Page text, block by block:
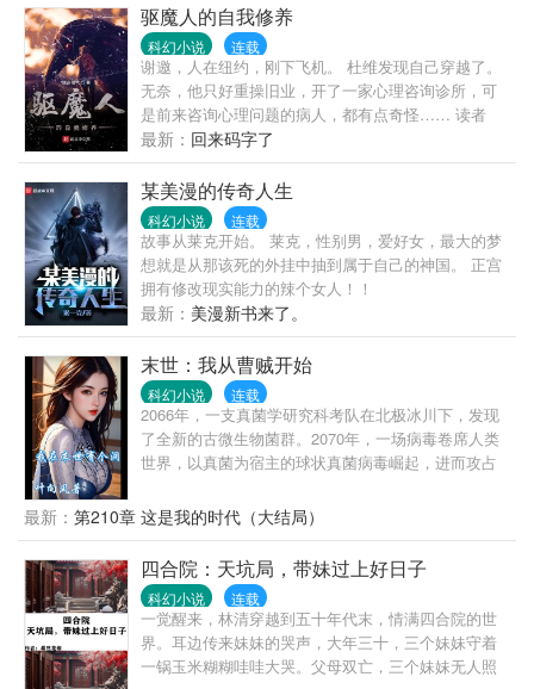
驱魔人的自我修养
科幻小说 连载
谢邀，人在纽约，刚下飞机。 杜维发现自己穿越了。
无奈，他只好重操旧业，开了一家心理咨询诊所，可
是前来咨询心理问题的病人，都有点奇怪…… 读者
群：1085293036 附注：招魂宇宙世界观，原书名也不
叫这个。
最新： 回来码字了
某美漫的传奇人生
科幻小说 连载
故事从莱克开始。 莱克，性别男，爱好女，最大的梦
想就是从那该死的外挂中抽到属于自己的神国。 正宫
拥有修改现实能力的辣个女人！！
最新： 美漫新书来了。
末世：我从曹贼开始
科幻小说 连载
2066年，一支真菌学研究科考队在北极冰川下，发现
了全新的古微生物菌群。2070年，一场病毒卷席人类
世界，以真菌为宿主的球状真菌病毒崛起，进而攻占
蘑菇的真菌丧尸！在此背景下，真菌控制丧尸傀儡建
立起属于微生物菌群的文明，抹杀人类文明。重生回
到末世前一个月的徐缺，本打算爆囤物资，打造一座
足以防御真菌入侵的末日超级堡垒，无意间从墙壁上
抠出了一个神奇的洞。本想利用洞，偷看一眼隔壁美
女邻居洗澡，却撞见了美女邻居也是丧尸…末日来
临，别人为了一个防护口罩，可以抛弃一切。徐缺躲
在洞里的宴会大厅，喝着红酒看着满桌子大餐，不知
最新： 第210章 这是我的时代（大结局）
四合院：天坑局，带妹过上好日子
科幻小说 连载
一觉醒来，林清穿越到五十年代末，情满四合院的世
界。耳边传来妹妹的哭声，大年三十，三个妹妹守着
一锅玉米糊糊哇哇大哭。父母双亡，三个妹妹无人照